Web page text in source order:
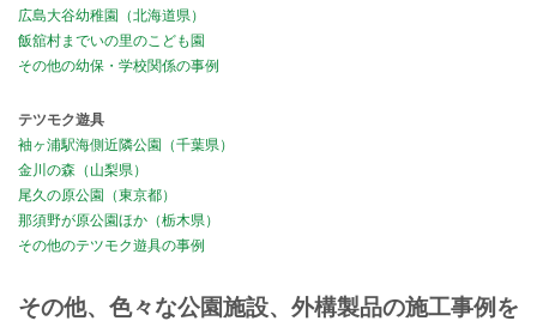
広島大谷幼稚園（北海道県）
飯舘村までいの里のこども園
その他の幼保・学校関係の事例
テツモク遊具
袖ヶ浦駅海側近隣公園（千葉県）
金川の森（山梨県）
尾久の原公園（東京都）
那須野が原公園ほか（栃木県）
その他のテツモク遊具の事例
その他、色々な公園施設、外構製品の施工事例を